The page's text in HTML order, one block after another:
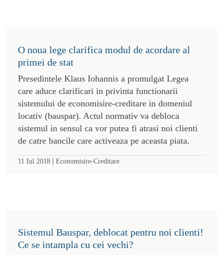
O noua lege clarifica modul de acordare al
primei de stat
Presedintele Klaus Iohannis a promulgat Legea
care aduce clarificari in privinta functionarii
sistemului de economisire-creditare in domeniul
locativ (bauspar). Actul normativ va debloca
sistemul in sensul ca vor putea fi atrasi noi clienti
de catre bancile care activeaza pe aceasta piata.
11 Iul 2018 | Economisire-Creditare
Sistemul Bauspar, deblocat pentru noi clienti!
Ce se intampla cu cei vechi?